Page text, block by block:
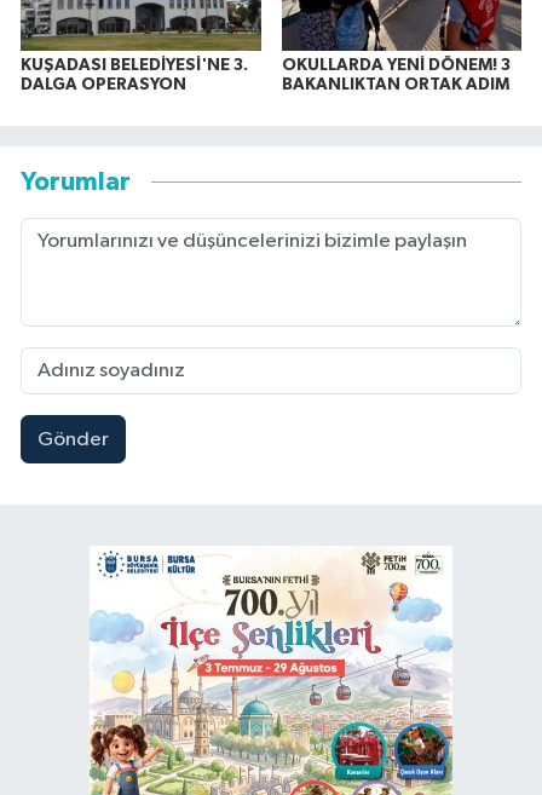
KUŞADASI BELEDİYESİ'NE 3.
DALGA OPERASYON
OKULLARDA YENİ DÖNEM! 3
BAKANLIKTAN ORTAK ADIM
Yorumlar
Gönder